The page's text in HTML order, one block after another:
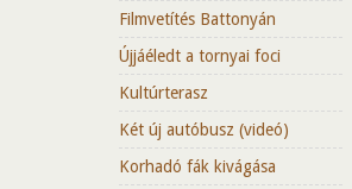
Filmvetítés Battonyán
Újjáéledt a tornyai foci
Kultúrterasz
Két új autóbusz (videó)
Korhadó fák kivágása